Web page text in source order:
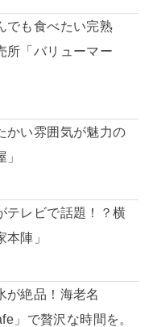
でも食べたい完熟
所「バリューマー
かい雰囲気が魅力の
テレビで話題！？横
陣」
が絶品！海老名
」で贅沢な時間を。